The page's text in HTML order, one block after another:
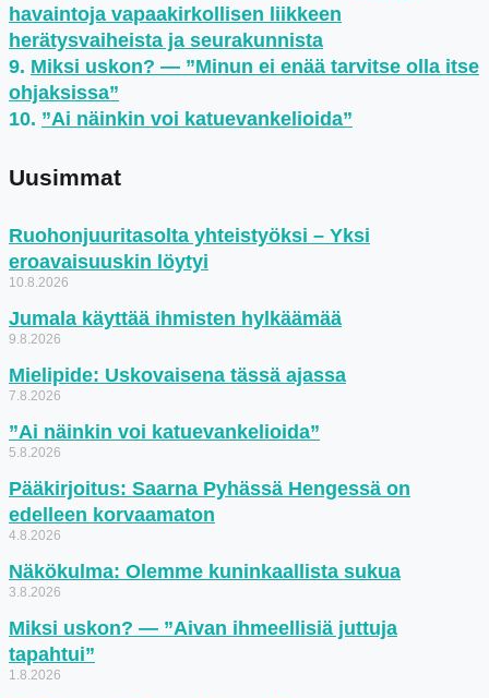
havaintoja vapaakirkollisen liikkeen
herätysvaiheista ja seurakunnista
Miksi uskon? — ”Minun ei enää tarvitse olla itse
ohjaksissa”
”Ai näinkin voi katuevankelioida”
Uusimmat
Ruohonjuuritasolta yhteistyöksi – Yksi
eroavaisuuskin löytyi
10.8.2026
Jumala käyttää ihmisten hylkäämää
9.8.2026
Mielipide: Uskovaisena tässä ajassa
7.8.2026
”Ai näinkin voi katuevankelioida”
5.8.2026
Pääkirjoitus: Saarna Pyhässä Hengessä on
edelleen korvaamaton
4.8.2026
Näkökulma: Olemme kuninkaallista sukua
3.8.2026
Miksi uskon? — ”Aivan ihmeellisiä juttuja
tapahtui”
1.8.2026